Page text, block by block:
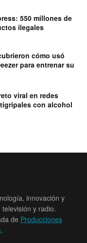
550 millones de
ilegales
cómo usó
para entrenar su
viral en redes
con alcohol
innovación y
y radio.
de Producciones
.